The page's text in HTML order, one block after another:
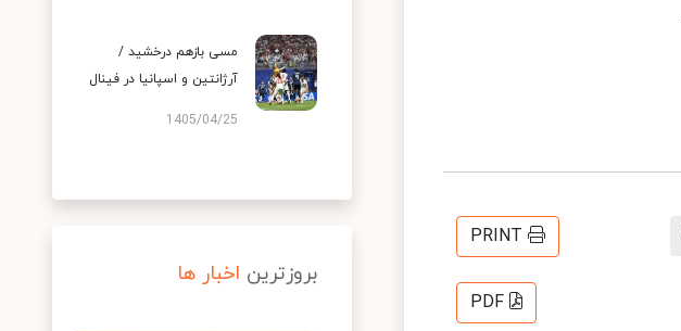
PRINT
PDF
مسی بازهم درخشید /
آرژانتین و اسپانیا در فینال
1405/04/25
بروزترین اخبار ها